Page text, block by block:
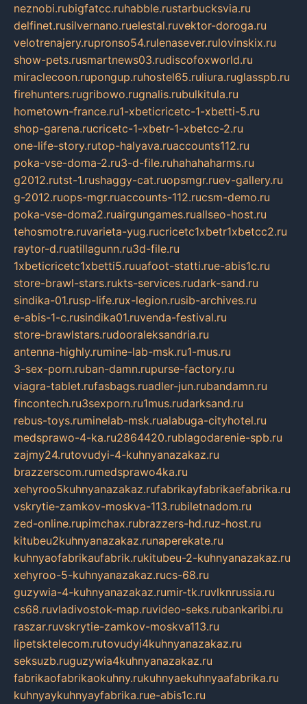
neznobi.rubigfatcc.ruhabble.rustarbucksvia.ru
delfinet.rusilvernano.ruelestal.ruvektor-doroga.ru
velotrenajery.rupronso54.rulenasever.rulovinskix.ru
show-pets.rusmartnews03.rudiscofoxworld.ru
miraclecoon.rupongup.ruhostel65.ruliura.ruglasspb.ru
firehunters.rugribowo.rugnalis.rubulkitula.ru
hometown-france.ru1-xbeticricetc-1-xbetti-5.ru
shop-garena.rucricetc-1-xbetr-1-xbetcc-2.ru
one-life-story.rutop-halyava.ruaccounts112.ru
poka-vse-doma-2.ru3-d-file.ruhahahaharms.ru
g2012.rutst-1.rushaggy-cat.ruopsmgr.ruev-gallery.ru
g-2012.ruops-mgr.ruaccounts-112.rucsm-demo.ru
poka-vse-doma2.ruairgungames.ruallseo-host.ru
tehosmotre.ruvarieta-yug.rucricetc1xbetr1xbetcc2.ru
raytor-d.ruatillagunn.ru3d-file.ru
1xbeticricetc1xbetti5.ruuafoot-statti.rue-abis1c.ru
store-brawl-stars.rukts-services.rudark-sand.ru
sindika-01.rusp-life.rux-legion.rusib-archives.ru
e-abis-1-c.rusindika01.ruvenda-festival.ru
store-brawlstars.rudooraleksandria.ru
antenna-highly.rumine-lab-msk.ru1-mus.ru
3-sex-porn.ruban-damn.rupurse-factory.ru
viagra-tablet.rufasbags.ruadler-jun.rubandamn.ru
fincontech.ru3sexporn.ru1mus.rudarksand.ru
rebus-toys.ruminelab-msk.rualabuga-cityhotel.ru
medsprawo-4-ka.ru2864420.rublagodarenie-spb.ru
zajmy24.rutovudyi-4-kuhnyanazakaz.ru
brazzerscom.rumedsprawo4ka.ru
xehyroo5kuhnyanazakaz.rufabrikayfabrikaefabrika.ru
vskrytie-zamkov-moskva-113.rubiletnadom.ru
zed-online.rupimchax.rubrazzers-hd.ruz-host.ru
kitubeu2kuhnyanazakaz.runaperekate.ru
kuhnyaofabrikaufabrik.rukitubeu-2-kuhnyanazakaz.ru
xehyroo-5-kuhnyanazakaz.rucs-68.ru
guzywia-4-kuhnyanazakaz.rumir-tk.ruvlknrussia.ru
cs68.ruvladivostok-map.ruvideo-seks.rubankaribi.ru
raszar.ruvskrytie-zamkov-moskva113.ru
lipetsktelecom.rutovudyi4kuhnyanazakaz.ru
seksuzb.ruguzywia4kuhnyanazakaz.ru
fabrikaofabrikaokuhny.rukuhnyaekuhnyaafabrika.ru
kuhnyaykuhnyayfabrika.rue-abis1c.ru